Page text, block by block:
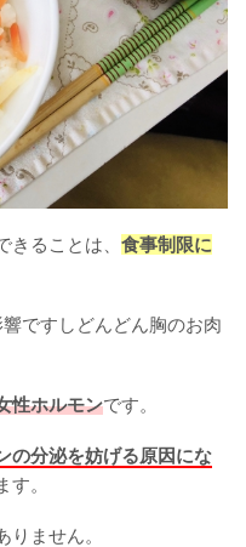
ることは、 食事制限に
ですしどんどん胸のお肉
性ホルモンです。
の分泌を妨げる原因にな
す。
ません。